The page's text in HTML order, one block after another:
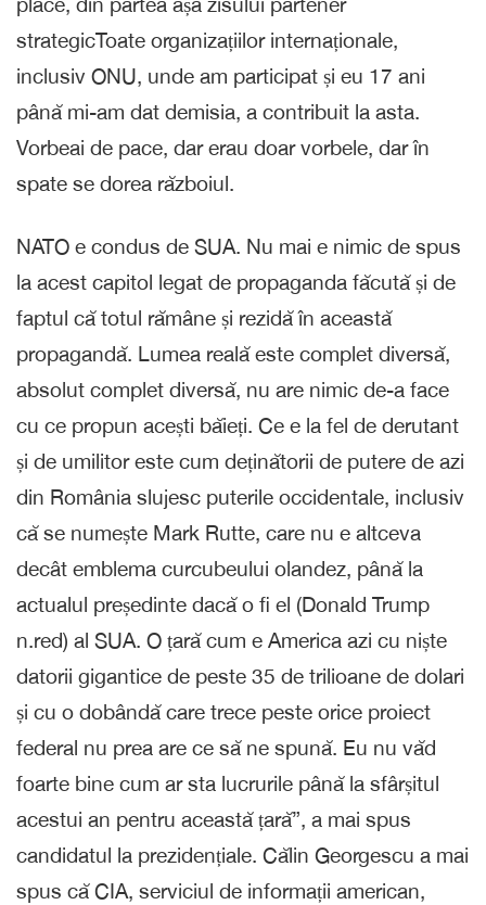
strategicToate organizațiilor internaționale,
inclusiv ONU, unde am participat și eu 17 ani
până mi-am dat demisia, a contribuit la asta.
Vorbeai de pace, dar erau doar vorbele, dar în
spate se dorea războiul.
NATO e condus de SUA. Nu mai e nimic de spus
la acest capitol legat de propaganda făcută și de
faptul că totul rămâne și rezidă în această
propagandă. Lumea reală este complet diversă,
absolut complet diversă, nu are nimic de-a face
cu ce propun acești băieți. Ce e la fel de derutant
și de umilitor este cum deținătorii de putere de azi
din România slujesc puterile occidentale, inclusiv
că se numește Mark Rutte, care nu e altceva
decât emblema curcubeului olandez, până la
actualul președinte dacă o fi el (Donald Trump
n.red) al SUA. O țară cum e America azi cu niște
datorii gigantice de peste 35 de trilioane de dolari
și cu o dobândă care trece peste orice proiect
federal nu prea are ce să ne spună. Eu nu văd
foarte bine cum ar sta lucrurile până la sfârșitul
acestui an pentru această țară”, a mai spus
candidatul la prezidențiale. Călin Georgescu a mai
spus că CIA, serviciul de informații american,